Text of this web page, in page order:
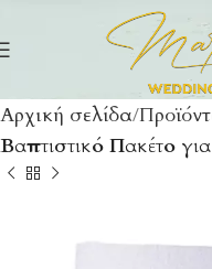
Αρχική σελίδα
Βαπτιστικό Πακέτο